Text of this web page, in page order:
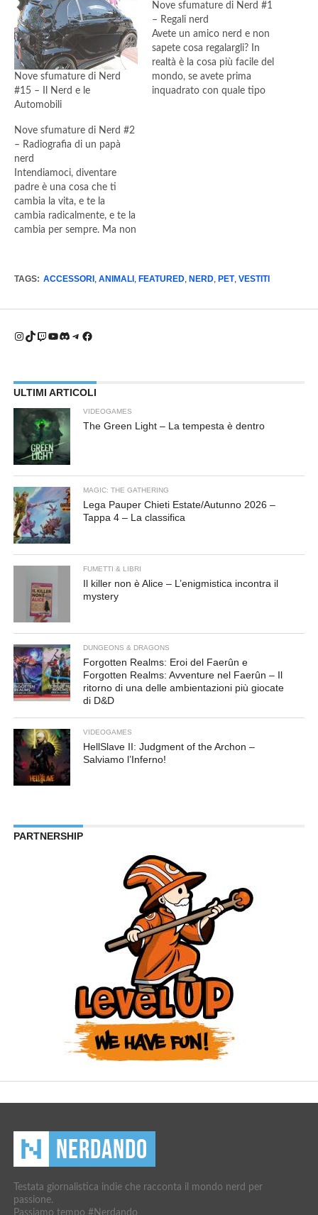
Nove sfumature di Nerd
#15 – Il Nerd e le
Automobili
Nove sfumature di Nerd #1
– Regali nerd
Avete un amico nerd e non
sapete cosa regalargli? In
realtà è la cosa più facile del
mondo, se avete prima
inquadrato con quale tipo
Nove sfumature di Nerd #2
– Radiografia di un papà
nerd
Intendiamoci, diventare
padre è una cosa che ti
cambia la vita, e te la
cambia radicalmente, e te la
cambia per sempre. Ma non
una…
TAGS: ACCESSORI , ANIMALI , FEATURED, NERD, PET, VESTITI
Instagram
TikTok
Twitch
YouTube
Discord
Telegram
Facebook
ULTIMI ARTICOLI
VIDEOGAMES
The Green Light – La tempesta è dentro
MAGIC: THE GATHERING
Lega Pauper Chieti Estate/Autunno 2026 –
Tappa 4 – La classifica
FUMETTI & LIBRI
Il killer non è Alice – L’enigmistica incontra il
mystery
DUNGEONS & DRAGONS
Forgotten Realms: Eroi del Faerûn e
Forgotten Realms: Avventure nel Faerûn – Il
ritorno di una delle ambientazioni più giocate
di D&D
VIDEOGAMES
HellSlave II: Judgment of the Archon –
Salviamo l’Inferno!
PARTNERSHIP
Testata giornalistica indie che racconta il mondo nerd per
passione.
Passiamo tempo #Nerdando